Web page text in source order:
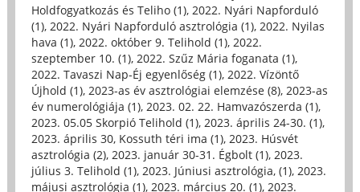
Holdfogyatkozás és Teliho (1), 2022. Nyári Napforduló
(1), 2022. Nyári Napforduló asztrológia (1), 2022. Nyilas
hava (1), 2022. október 9. Telihold (1), 2022.
szeptember 10. (1), 2022. Szűz Mária foganata (1),
2022. Tavaszi Nap-Éj egyenlőség (1), 2022. Vízöntő
Újhold (1), 2023-as év asztrológiai elemzése (8), 2023-as
év numerológiája (1), 2023. 02. 22. Hamvazószerda (1),
2023. 05.05 Skorpió Telihold (1), 2023. április 24-30. (1),
2023. április 30, Kossuth téri ima (1), 2023. Húsvét
asztrológia (2), 2023. január 30-31. Égbolt (1), 2023.
július 3. Telihold (1), 2023. Júniusi asztrológia, (1), 2023.
májusi asztrológia (1), 2023. március 20. (1), 2023.